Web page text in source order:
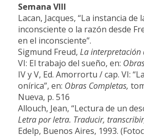
Semana VIII
Lacan, Jacques, “La instancia de
inconsciente o la razón desde
en el inconsciente”.
Sigmund Freud, La interpretación
VI: El trabajo del sueño, en:
IV y V, Ed. Amorrortu / cap. VI:
onírica”, en: Obras Completas,
Nueva, p. 516
Allouch, Jean, “Lectura de un
Letra por letra. Traducir,
Edelp, Buenos Aires, 1993.